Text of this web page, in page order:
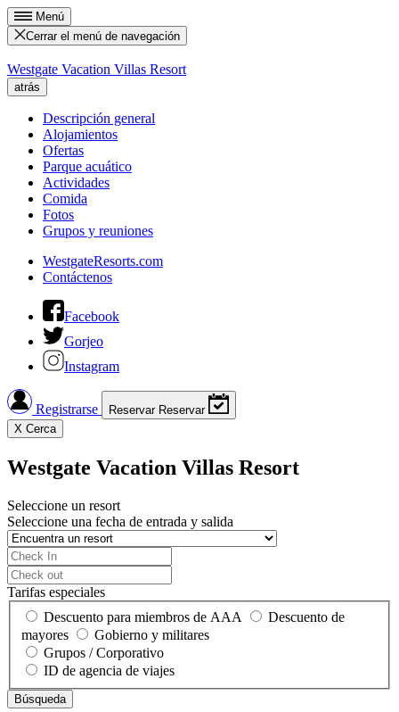
Menú
Cerrar el menú de navegación
Westgate Vacation Villas Resort
atrás
Descripción general
Alojamientos
Ofertas
Parque acuático
Actividades
Comida
Fotos
Grupos y reuniones
WestgateResorts.com
Contáctenos
Facebook
Gorjeo
Instagram
Registrarse Reservar Reservar
X Cerca
Westgate Vacation Villas Resort
Seleccione un resort
Seleccione una fecha de entrada y salida
Tarifas especiales
Descuento para miembros de AAA
Descuento de
mayores
Gobierno y militares
Grupos / Corporativo
ID de agencia de viajes